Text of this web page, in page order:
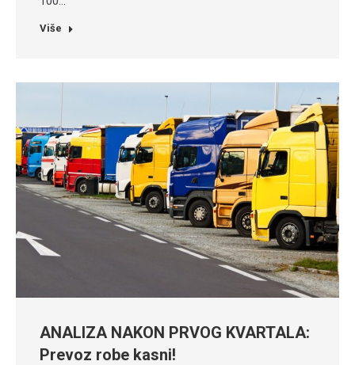
Više
ANALIZA NAKON PRVOG KVARTALA:
Prevoz robe kasni!